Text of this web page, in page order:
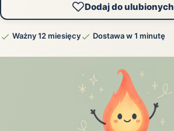
Dodaj do ulubionych
Ważny 12 miesięcy Dostawa w 1 minutę